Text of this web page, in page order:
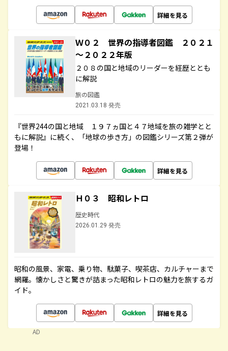
詳細を見る
Ｗ０２ 世界の指導者図鑑 ２０２１
～２０２２年版
２０８の国と地域のリーダーを経歴ととも
に解説
旅の図鑑
2021.03.18 発売
『世界244の国と地域 １９７ヵ国と４７地域を旅の雑学とと
もに解説』に続く、「地球の歩き方」の図鑑シリーズ第２弾が
登場！
詳細を見る
Ｈ０３ 昭和レトロ
歴史時代
2026.01.29 発売
昭和の風景、家電、乗り物、駄菓子、喫茶店、カルチャーまで
網羅。懐かしさと驚きが詰まった昭和レトロの魅力を旅するガ
イド。
詳細を見る
AD